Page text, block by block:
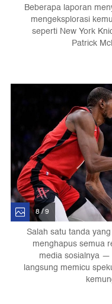
Beberapa laporan
mengeksplorasi
seperti New York
Patrick
8 / 9
Salah satu tanda
menghapus semua
media sosialnya
langsung memicu